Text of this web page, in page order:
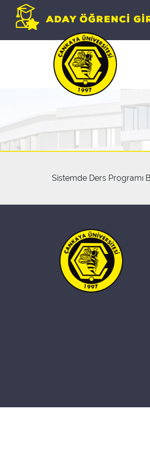
Sistemde Ders Programı